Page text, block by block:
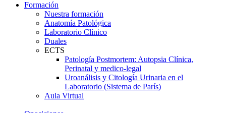
Formación
Nuestra formación
Anatomía Patológica
Laboratorio Clínico
Duales
ECTS
Patología Postmortem: Autopsia Clínica,
Perinatal y medico-legal
Uroanálisis y Citología Urinaria en el
Laboratorio (Sistema de París)
Aula Virtual